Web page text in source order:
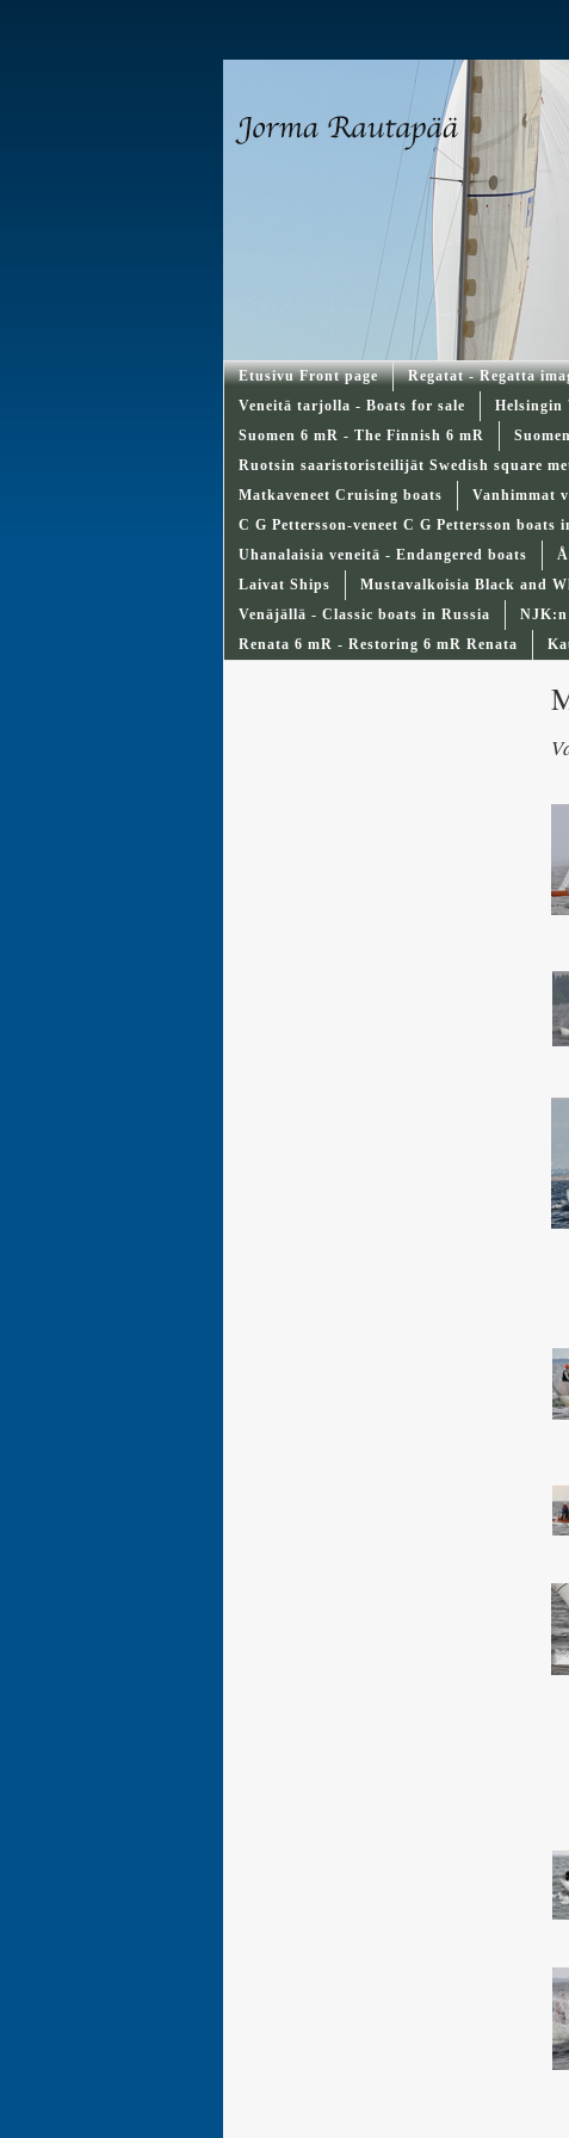
Etusivu Front page Regatat - Regatta
Veneitä tarjolla - Boats for sale
Helsingin
Suomen 6 mR - The Finnish 6 mR
Ruotsin saaristoristeilijät Swedish square
Matkaveneet Cruising boats
Vanhimmat
C G Pettersson-veneet C G Pettersson boats
Uhanalaisia veneitä - Endangered boats
Laivat Ships
Mustavalkoisia Black and
Venäjällä - Classic boats in Russia
Renata 6 mR - Restoring 6 mR Renata